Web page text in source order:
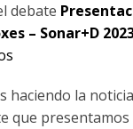
debate
– Sonar+D
haciendo la
que presentamos